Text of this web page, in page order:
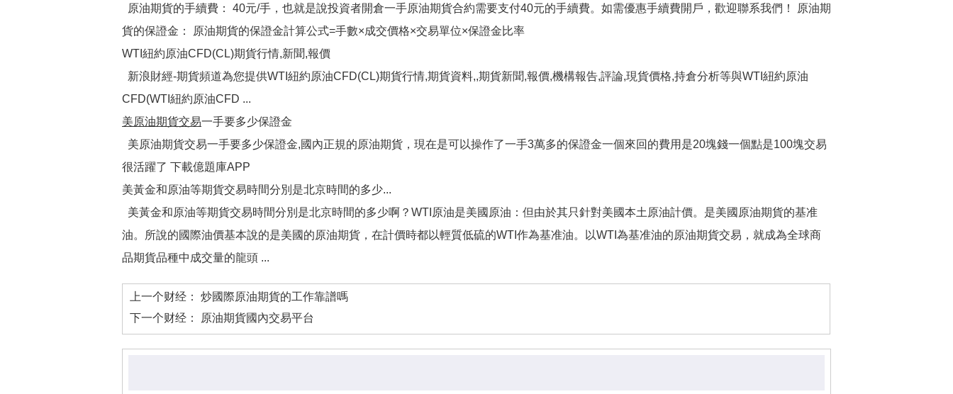
原油期貨的手續費： 40元/手，也就是說投資者開倉一手原油期貨合約需要支付40元的手續費。如需優惠手續費開戶，歡迎聯系我們！ 原油期
貨的保證金： 原油期貨的保證金計算公式=手數×成交價格×交易單位×保證金比率
WTI紐約原油CFD(CL)期貨行情,新聞,報價
新浪財經-期貨頻道為您提供WTI紐約原油CFD(CL)期貨行情,期貨資料,,期貨新聞,報價,機構報告,評論,現貨價格,持倉分析等與WTI紐約原油
CFD(WTI紐約原油CFD ...
美原油期貨交易一手要多少保證金
美原油期貨交易一手要多少保證金,國內正規的原油期貨，現在是可以操作了一手3萬多的保證金一個來回的費用是20塊錢一個點是100塊交易
很活躍了 下載億題庫APP
美黃金和原油等期貨交易時間分別是北京時間的多少...
美黃金和原油等期貨交易時間分別是北京時間的多少啊？WTI原油是美國原油：但由於其只針對美國本土原油計價。是美國原油期貨的基准
油。所說的國際油價基本說的是美國的原油期貨，在計價時都以輕質低硫的WTI作為基准油。以WTI為基准油的原油期貨交易，就成為全球商
品期貨品種中成交量的龍頭 ...
上一个财经： 炒國際原油期貨的工作靠譜嗎
下一个财经：
原油期貨國內交易平台